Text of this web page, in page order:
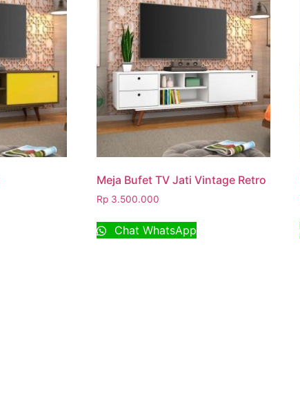
Meja Bufet TV Jati Vintage Retro
Rp 3.500.000
Chat WhatsApp